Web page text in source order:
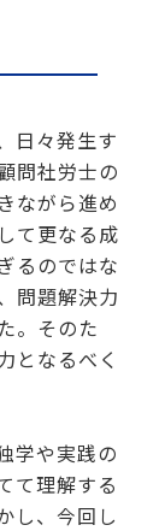
日々発生す
問社労士の
ながら進め
て更なる成
るのではな
問題解決力
。そのた
となるべく
学や実践の
て理解する
し、今回し